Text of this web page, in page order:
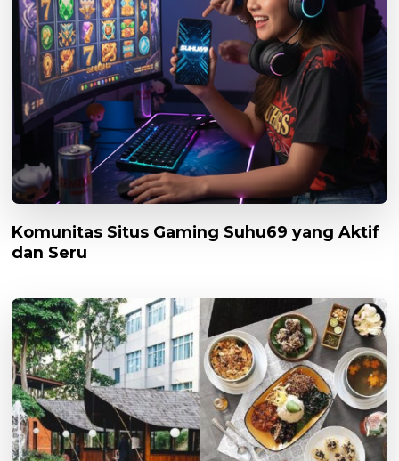
Komunitas Situs Gaming Suhu69 yang Aktif
dan Seru